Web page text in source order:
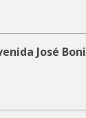
José